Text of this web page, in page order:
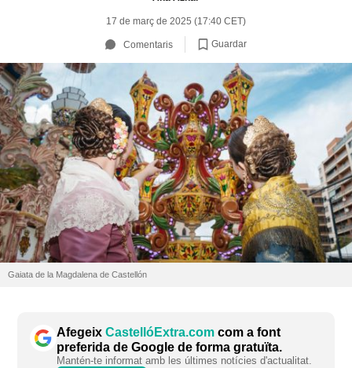
17 de març de 2025 (17:40 CET)
Comentaris Guardar
Gaiata de la Magdalena de Castellón
Afegeix CastellóExtra.com com a font
preferida de Google de forma gratuïta.
Mantén-te informat amb les últimes notícies d'actualitat.